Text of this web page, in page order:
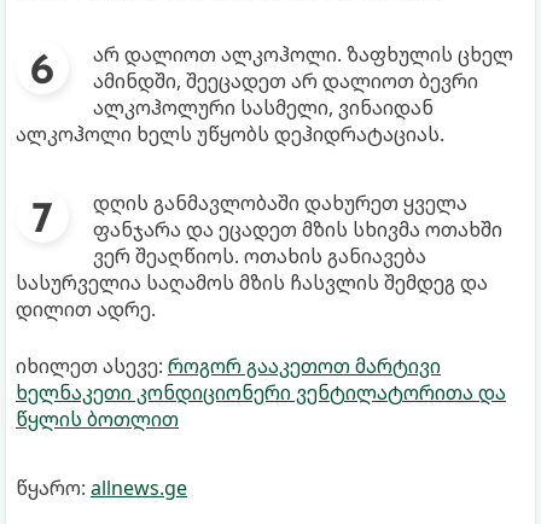
არ დალიოთ ალკოჰოლი. ზაფხულის ცხელ
ამინდში, შეეცადეთ არ დალიოთ ბევრი
ალკოჰოლური სასმელი, ვინაიდან
ალკოჰოლი ხელს უწყობს დეჰიდრატაციას.
დღის განმავლობაში დახურეთ ყველა
ფანჯარა და ეცადეთ მზის სხივმა ოთახში
ვერ შეაღწიოს. ოთახის განიავება
სასურველია საღამოს მზის ჩასვლის შემდეგ და
დილით ადრე.
იხილეთ ასევე: როგორ გააკეთოთ მარტივი
ხელნაკეთი კონდიციონერი ვენტილატორითა და
წყლის ბოთლით
წყარო: allnews.ge